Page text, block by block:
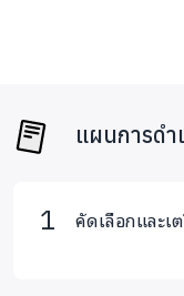
หลังจบการอบรม
ทำหน้าที่เป็นกลไกเ
แผนการดำ
คัดเลือกและเ